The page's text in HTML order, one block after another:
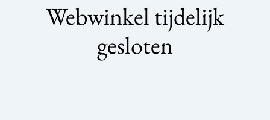
Webwinkel tijdelijk
gesloten